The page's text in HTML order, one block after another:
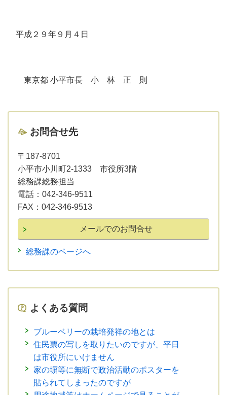
平成２９年９月４日
東京都 小平市長 小 林 正 則
お問合せ先
〒187-8701
小平市小川町2-1333 市役所3階
総務課総務担当
電話： 042-346-9511
FAX： 042-346-9513
総務課のページへ
よくある質問
ブルーベリーの栽培発祥の地とは
住民票の写しを取りたいのですが、平日
は市役所にいけません
家の塀等に無断で政治活動のポスターを
貼られてしまったのですが